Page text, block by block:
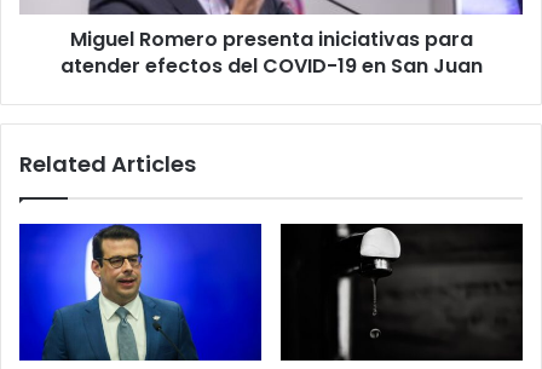
COVID-
Miguel Romero presenta iniciativas para
atender efectos del COVID-19 en San Juan
Related Articles